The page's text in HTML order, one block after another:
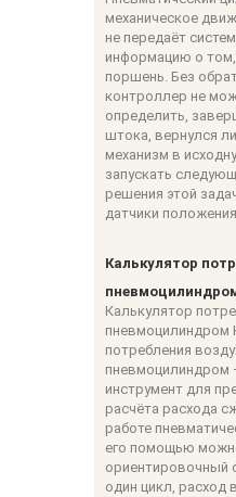
механическое
не передаёт
информацию о том,
поршень. Без
контроллер не
определить,
штока, вернулся
механизм в
запускать
решения этой
датчики
Калькулятор
Калькулятор
пневмоцилиндром
потребления
пневмоцилиндром
инструмент для
расчёта расхода
работе
его помощью
ориентировочный
один цикл, расход